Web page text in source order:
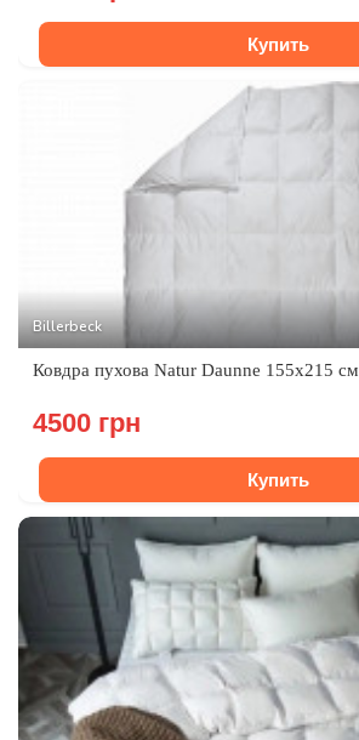
Купить
Billerbeck
Ковдра пухова Natur Daunne 155x215 см
4500 грн
Купить